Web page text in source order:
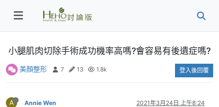
小腿肌肉切除手術成功機率高嗎?會容易有後遺症嗎?
美顏整形 7 13 1.8k 登入後回覆
A Annie Wen 2021年3月24日 上午8:24